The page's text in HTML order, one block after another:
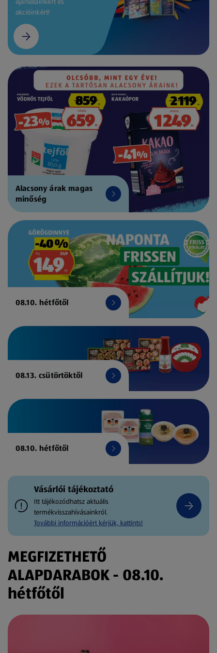
akcióinkért!
Alacsony árak magas
minőség
08.10. hétfőtől
08.13. csütörtöktől
08.10. hétfőtől
Vásárlói tájékoztató
Itt tájékozódhatsz aktuális
termékvisszahívásainkról.
További információért kérjük, kattints!
MEGFIZETHETŐ
ALAPDARABOK - 08.10.
hétfőtől